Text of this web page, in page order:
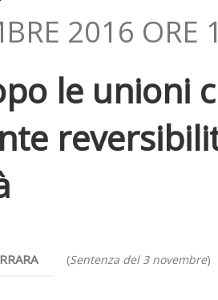
2016 ORE
le unioni
(Sentenza del 3 novembre)